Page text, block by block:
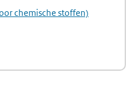
chemische stoffen)
nieuw tabblad)